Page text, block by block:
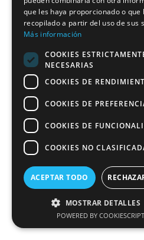
Aviso
Diseño y
que les haya proporcionado o que
recopilado a partir del uso de sus
Más información
COOKIES
NECESARIAS
COOKIES DE
COOKIES DE
COOKIES DE
COOKIES NO
ACEPTAR TODO
MOSTRAR DETALLES
POWERED BY COOKIESCRIPT